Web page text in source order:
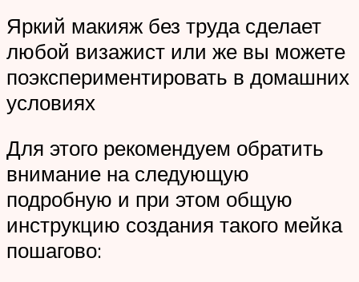
Яркий макияж без труда сделает
любой визажист или же вы можете
поэкспериментировать в домашних
условиях
Для этого рекомендуем обратить
внимание на следующую
подробную и при этом общую
инструкцию создания такого мейка
пошагово: